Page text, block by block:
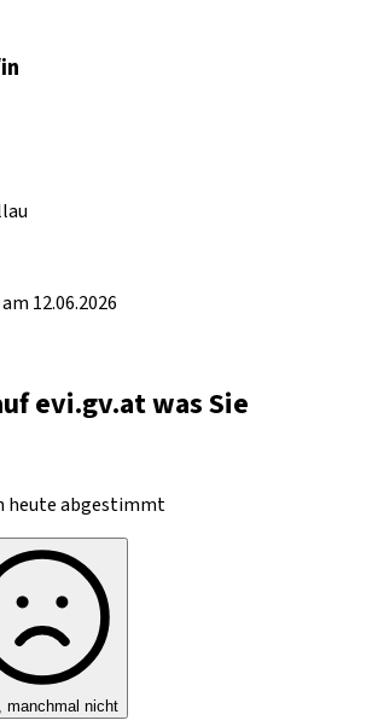
12.06.2026
evi.gv.at was Sie
heute abgestimmt
manchmal nicht